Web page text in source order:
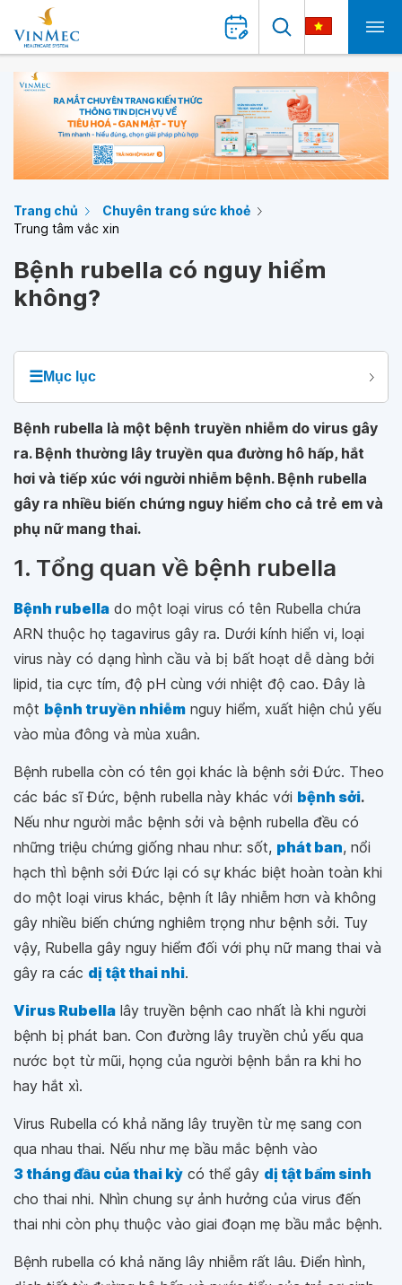
Trang chủ
Chuyên trang sức khoẻ
Trung tâm vắc xin
Bệnh rubella có nguy hiểm
không?
☰Mục lục
Bệnh rubella là một bệnh truyền nhiễm do virus gây
ra. Bệnh thường lây truyền qua đường hô hấp, hắt
hơi và tiếp xúc với người nhiễm bệnh. Bệnh rubella
gây ra nhiều biến chứng nguy hiểm cho cả trẻ em và
phụ nữ mang thai.
1. Tổng quan về bệnh rubella
Bệnh rubella do một loại virus có tên Rubella chứa
ARN thuộc họ tagavirus gây ra. Dưới kính hiển vi, loại
virus này có dạng hình cầu và bị bất hoạt dễ dàng bởi
lipid, tia cực tím, độ pH cùng với nhiệt độ cao. Đây là
một bệnh truyền nhiễm nguy hiểm, xuất hiện chủ yếu
vào mùa đông và mùa xuân.
Bệnh rubella còn có tên gọi khác là bệnh sởi Đức. Theo
các bác sĩ Đức, bệnh rubella này khác với bệnh sởi.
Nếu như người mắc bệnh sởi và bệnh rubella đều có
những triệu chứng giống nhau như: sốt, phát ban, nổi
hạch thì bệnh sởi Đức lại có sự khác biệt hoàn toàn khi
do một loại virus khác, bệnh ít lây nhiễm hơn và không
gây nhiều biến chứng nghiêm trọng như bệnh sởi. Tuy
vậy, Rubella gây nguy hiểm đối với phụ nữ mang thai và
gây ra các dị tật thai nhi.
Virus Rubella lây truyền bệnh cao nhất là khi người
bệnh bị phát ban. Con đường lây truyền chủ yếu qua
nước bọt từ mũi, họng của người bệnh bắn ra khi ho
hay hắt xì.
Virus Rubella có khả năng lây truyền từ mẹ sang con
qua nhau thai. Nếu như mẹ bầu mắc bệnh vào
3 tháng đầu của thai kỳ có thể gây dị tật bẩm sinh
cho thai nhi. Nhìn chung sự ảnh hưởng của virus đến
thai nhi còn phụ thuộc vào giai đoạn mẹ bầu mắc bệnh.
Bệnh rubella có khả năng lây nhiễm rất lâu. Điển hình,